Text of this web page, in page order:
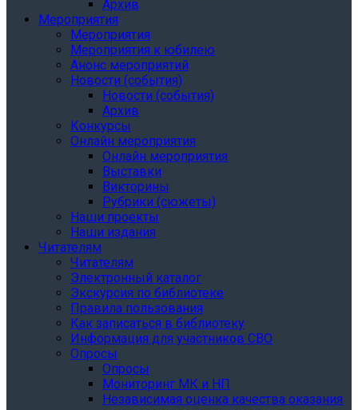
Архив
Мероприятия
Мероприятия
Мероприятия к юбилею
Анонс мероприятий
Новости (события)
Новости (события)
Архив
Конкурсы
Онлайн мероприятия
Онлайн мероприятия
Выставки
Викторины
Рубрики (сюжеты)
Наши проекты
Наши издания
Читателям
Читателям
Электронный каталог
Экскурсия по библиотеке
Правила пользования
Как записаться в библиотеку
Информация для участников СВО
Опросы
Опросы
Мониторинг МК и НП
Независимая оценка качества оказания